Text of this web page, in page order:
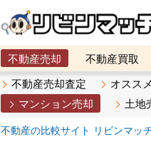
不動産売却 不動産買取
メタ住宅展示場
ベスト不動
不動産売却査定 オスス
マンション売却
土地
不動産の比較サイト リビンマッ